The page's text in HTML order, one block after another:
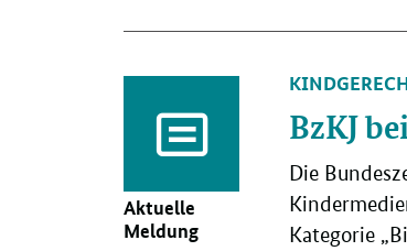
Aktuelle
Meldung
BzKJ
Die
Kategorie